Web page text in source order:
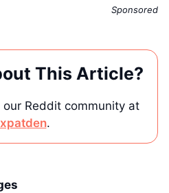
Sponsored
This Article?
Reddit community at
.